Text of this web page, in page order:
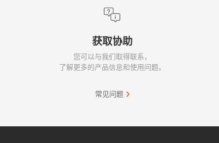
获取协助
您可以与我们取得联系，
了解更多的产品信息和使用问题。
常见问题